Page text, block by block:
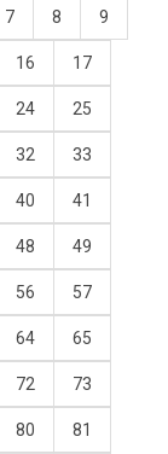
7 8 9
16 17
24 25
32 33
40 41
48 49
56 57
64 65
72 73
80 81